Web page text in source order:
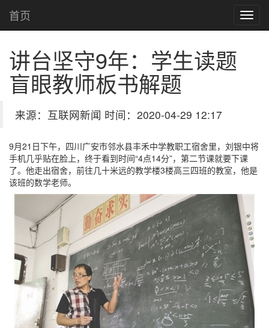
首页
讲台坚守9年：学生读题
盲眼教师板书解题
来源：互联网新闻 时间：2020-04-29 12:17
9月21日下午，四川广安市邻水县丰禾中学教职工宿舍里，刘银中将
手机几乎贴在脸上，终于看到时间“4点14分”，第二节课就要下课
了。他走出宿舍，前往几十米远的教学楼3楼高三四班的教室，他是
该班的数学老师。